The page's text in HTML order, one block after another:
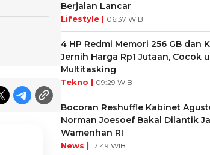
Berjalan Lancar
Lifestyle | 06:37 WIB
4 HP Redmi Memori 256 GB dan
Jernih Harga Rp1 Jutaan, Cocok
Multitasking
Tekno | 09:29 WIB
Bocoran Reshuffle Kabinet
Norman Joesoef Bakal Dilantik
Wamenhan RI
News | 17:49 WIB